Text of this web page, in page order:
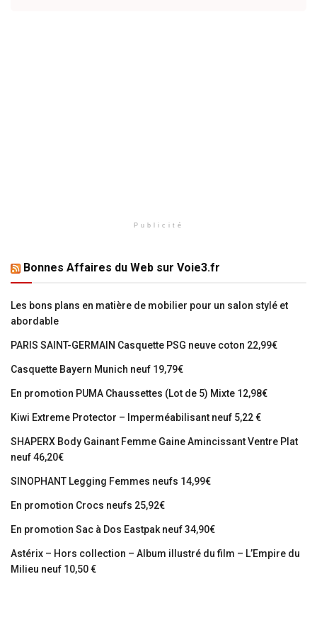
Publicité
Bonnes Affaires du Web sur Voie3.fr
Les bons plans en matière de mobilier pour un salon stylé et
abordable
PARIS SAINT-GERMAIN Casquette PSG neuve coton 22,99€
Casquette Bayern Munich neuf 19,79€
En promotion PUMA Chaussettes (Lot de 5) Mixte 12,98€
Kiwi Extreme Protector – Imperméabilisant neuf 5,22 €
SHAPERX Body Gainant Femme Gaine Amincissant Ventre Plat
neuf 46,20€
SINOPHANT Legging Femmes neufs 14,99€
En promotion Crocs neufs 25,92€
En promotion Sac à Dos Eastpak neuf 34,90€
Astérix – Hors collection – Album illustré du film – L’Empire du
Milieu neuf 10,50 €